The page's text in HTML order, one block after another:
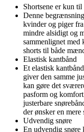
Shortsene er kun til
Denne
kvinder og piger
mindre alsidigt og
sammenlignet med
shorts til både
Elastisk kantbånd
Et elastisk
giver den samme
kan gøre det
pasform og
justerbare
der ønsker en
Udvendig snøre
En udvendig snøre